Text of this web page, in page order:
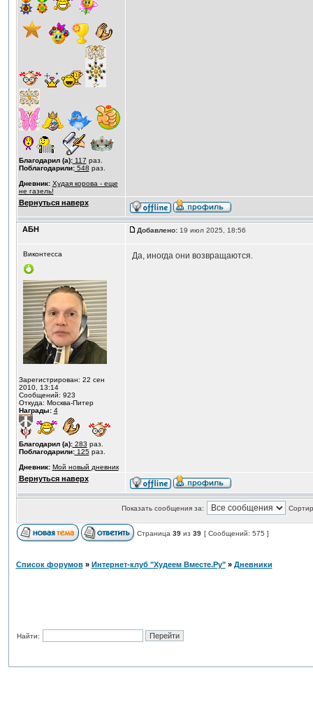
Благодарил (а):117 раз.
Поблагодарили:548 раз.
Дневник: Худая корова - еще
не газель!
Вернуться наверх
АБН Добавлено:19 июл 2025, 18:56
Виконтесса
Зарегистрирован: 22 сен
2010, 13:14
Сообщений: 923
Откуда: Москва-Питер
Награды: 4
Благодарил (а):283 раз.
Поблагодарили:125раз.
Дневник: Мой новый дневник
Да, иногда они возвращаются.
Вернуться наверх
Показать сообщения за:
Страница 39из 39 [ Сообщений: 575 ]
Список форумов» Интернет-клуб "Худеем Вместе.Ру"» Дневники
Найти: